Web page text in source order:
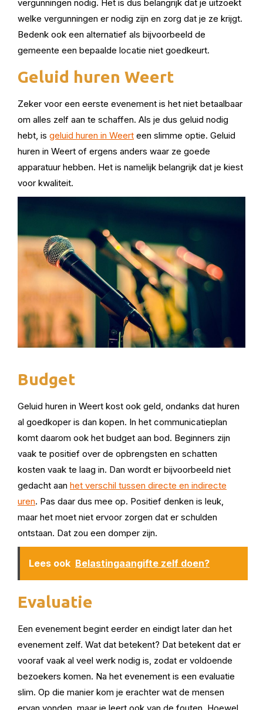
vergunningen nodig. Het is dus belangrijk dat je uitzoekt
welke vergunningen er nodig zijn en zorg dat je ze krijgt.
Bedenk ook een alternatief als bijvoorbeeld de
gemeente een bepaalde locatie niet goedkeurt.
Geluid huren Weert
Zeker voor een eerste evenement is het niet betaalbaar
om alles zelf aan te schaffen. Als je dus geluid nodig
hebt, is geluid huren in Weert een slimme optie. Geluid
huren in Weert of ergens anders waar ze goede
apparatuur hebben. Het is namelijk belangrijk dat je kiest
voor kwaliteit.
Budget
Geluid huren in Weert kost ook geld, ondanks dat huren
al goedkoper is dan kopen. In het communicatieplan
komt daarom ook het budget aan bod. Beginners zijn
vaak te positief over de opbrengsten en schatten
kosten vaak te laag in. Dan wordt er bijvoorbeeld niet
gedacht aan het verschil tussen directe en indirecte
uren. Pas daar dus mee op. Positief denken is leuk,
maar het moet niet ervoor zorgen dat er schulden
ontstaan. Dat zou een domper zijn.
Lees ook Belastingaangifte zelf doen?
Evaluatie
Een evenement begint eerder en eindigt later dan het
evenement zelf. Wat dat betekent? Dat betekent dat er
vooraf vaak al veel werk nodig is, zodat er voldoende
bezoekers komen. Na het evenement is een evaluatie
slim. Op die manier kom je erachter wat de mensen
ervan vonden, maar je leert ook van de fouten. Hoewel